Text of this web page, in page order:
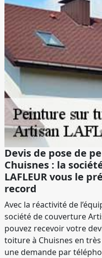
Devis de pose de
Chuisnes : la
LAFLEUR vous le
record
Avec la réactivité de
société de couverture
pouvez recevoir votre
toiture à Chuisnes en
une demande par